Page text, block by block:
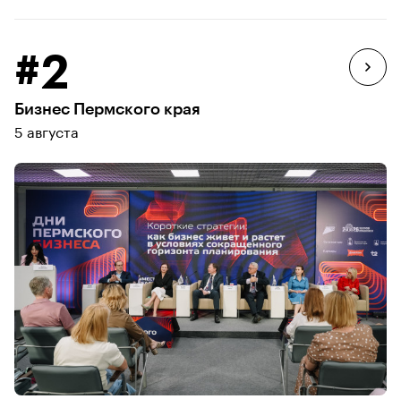
#2
Бизнес Пермского края
5 августа